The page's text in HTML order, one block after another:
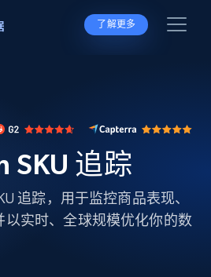
了解更多
SKU 追踪
追踪，用于监控商品表现、
以实时、全球规模优化你的数